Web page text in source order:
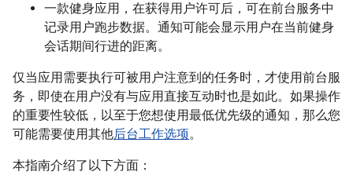
一款健身应用，在获得用户许可后，可在前台服务中
记录用户跑步数据。通知可能会显示用户在当前健身
会话期间行进的距离。
仅当应用需要执行可被用户注意到的任务时，才使用前台服
务，即使在用户没有与应用直接互动时也是如此。如果操作
的重要性较低，以至于您想使用最低优先级的通知，那么您
可能需要使用其他后台工作选项。
本指南介绍了以下方面：